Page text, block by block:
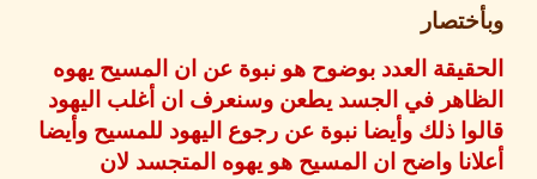
العدد بوضوح هو نبوة عن ان المسيح يهوه
في الجسد يطعن وسنعرف ان أغلب اليهود
ذلك وأيضا نبوة عن رجوع اليهود للمسيح وأيضا
واضح ان المسيح هو يهوه المتجسد لان